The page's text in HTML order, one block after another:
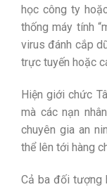
học công ty
thống máy tính
virus đánh cắp
trực tuyến hoặc
Hiện giới chức
mà các nạn
chuyên gia an
thể lên tới hàng
Cả ba đối tượng